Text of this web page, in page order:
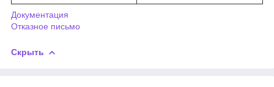
Документация
Отказное письмо
Скрыть